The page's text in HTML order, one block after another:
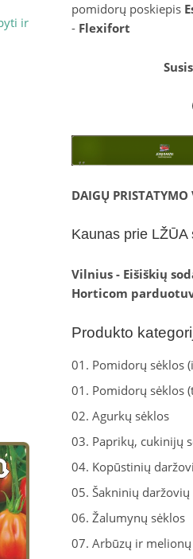
ir
pomidorų poskiepis
- Flexifort
DAIGŲ PRISTATYMO
Kaunas prie
Vilnius - Eišiškių
Horticom
Produkto
01. Pomidorų sėklos
01. Pomidorų sėklos
02. Agurkų sėklos
03. Paprikų, cukinijų
04. Kopūstinių
05. Šakninių daržovių
06. Žalumynų sėklos
07. Arbūzų ir